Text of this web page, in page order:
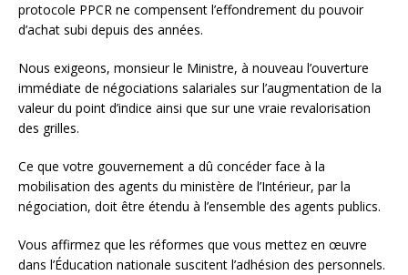
protocole PPCR ne compensent l’effondrement du pouvoir
d’achat subi depuis des années.
Nous exigeons, monsieur le Ministre, à nouveau l’ouverture
immédiate de négociations salariales sur l’augmentation de la
valeur du point d’indice ainsi que sur une vraie revalorisation
des grilles.
Ce que votre gouvernement a dû concéder face à la
mobilisation des agents du ministère de l’Intérieur, par la
négociation, doit être étendu à l’ensemble des agents publics.
Vous affirmez que les réformes que vous mettez en œuvre
dans l’Éducation nationale suscitent l’adhésion des personnels.